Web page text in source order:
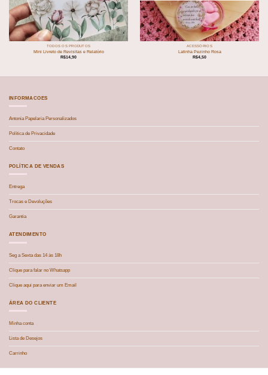
TODOS OS PRODUTOS
Mini Livreto de Revisitas e Relatório
R$14,90
ACESSÓRIOS
Latinha Pezinho Rosa
R$4,50
INFORMACOES
Antonia Papelaria Personalizados
Política de Privacidade
Contato
POLÍTICA DE VENDAS
Entrega
Trocas e Devoluções
Garantia
ATENDIMENTO
Seg a Sexta das 14 às 18h
Clique para falar no Whatsapp
Clique aqui para enviar um Email
ÁREA DO CLIENTE
Minha conta
Lista de Desejos
Carrinho